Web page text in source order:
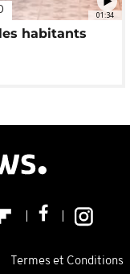
01:34
habitants
Termes et Conditions